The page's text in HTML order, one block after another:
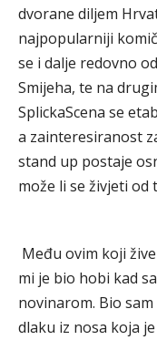
dvorane diljem
najpopularniji
se i dalje redovno
Smijeha, te na
SplickaScena se
a zainteresiranost
stand up postaje
može li se živjeti od
Među ovim koji
mi je bio hobi kad
novinarom. Bio
dlaku iz nosa koja